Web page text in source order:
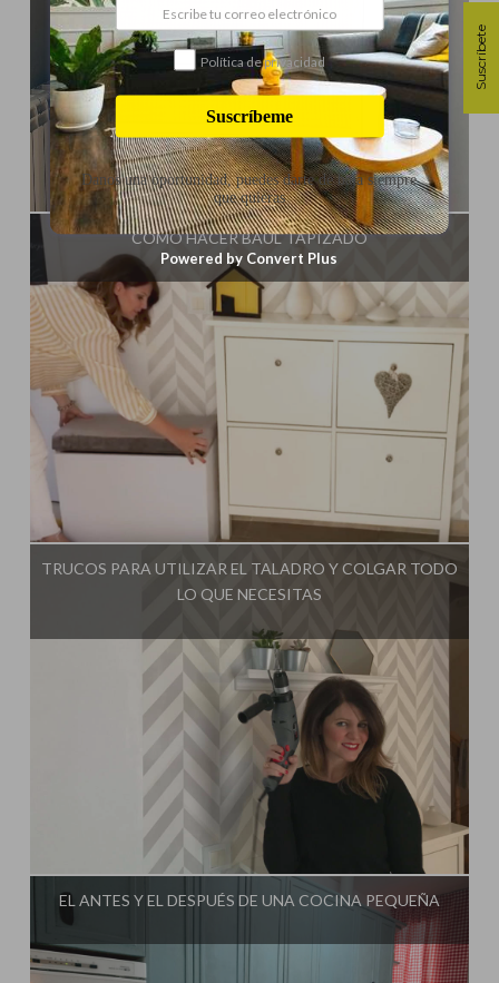
Influencer:Mimo de Mami
CÓMO HACER BAÚL TAPIZADO
Influencer:Mimo de Mami
TRUCOS PARA UTILIZAR EL TALADRO Y COLGAR TODO
LO QUE NECESITAS
Influencer: Mimo de Mami
EL ANTES Y EL DESPUÉS DE UNA COCINA PEQUEÑA
Suscríbete
Política de privacidad
Suscríbeme
Danos una oportunidad, puedes darte de baja siempre
que quieras
Powered by Convert Plus